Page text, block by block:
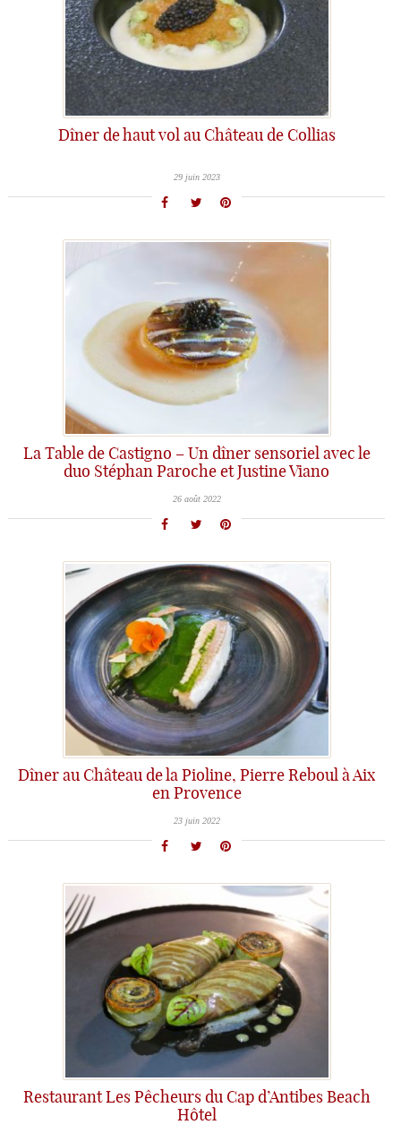
Dîner de haut vol au Château de Collias
29 juin 2023
La Table de Castigno – Un dîner sensoriel avec le
duo Stéphan Paroche et Justine Viano
26 août 2022
Dîner au Château de la Pioline, Pierre Reboul à Aix
en Provence
23 juin 2022
Restaurant Les Pêcheurs du Cap d’Antibes Beach
Hôtel